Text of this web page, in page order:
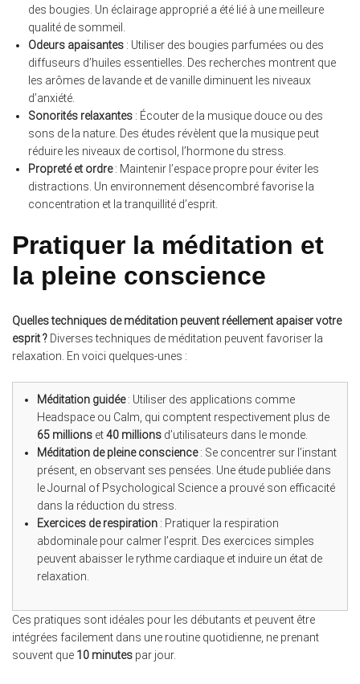
des bougies. Un éclairage approprié a été lié à une meilleure
qualité de sommeil.
Odeurs apaisantes : Utiliser des bougies parfumées ou des
diffuseurs d’huiles essentielles. Des recherches montrent que
les arômes de lavande et de vanille diminuent les niveaux
d’anxiété.
Sonorités relaxantes : Écouter de la musique douce ou des
sons de la nature. Des études révèlent que la musique peut
réduire les niveaux de cortisol, l’hormone du stress.
Propreté et ordre: Maintenir l’espace propre pour éviter les
distractions. Un environnement désencombré favorise la
concentration et la tranquillité d’esprit.
Pratiquer la méditation et
la pleine conscience
Quelles techniques de méditation peuvent réellement apaiser votre
esprit ? Diverses techniques de méditation peuvent favoriser la
relaxation. En voici quelques-unes :
Méditation guidée: Utiliser des applications comme
Headspace ou Calm, qui comptent respectivement plus de
65 millions et40 millions d’utilisateurs dans le monde.
Méditation de pleine conscience: Se concentrer sur l’instant
présent, en observant ses pensées. Une étude publiée dans
le Journal of Psychological Science a prouvé son efficacité
dans la réduction du stress.
Exercices de respiration : Pratiquer la respiration
abdominale pour calmer l’esprit. Des exercices simples
peuvent abaisser le rythme cardiaque et induire un état de
relaxation.
Ces pratiques sont idéales pour les débutants et peuvent être
intégrées facilement dans une routine quotidienne, ne prenant
souvent que 10 minutes par jour.